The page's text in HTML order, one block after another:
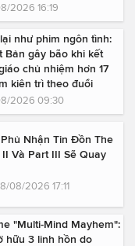
2026 16:19
như phim ngôn tình:
Bản gây bão khi kết
chủ nhiệm hơn 17
kiên trì theo đuổi
2026 09:30
Nhận Tin Đồn The
Và Part III Sẽ Quay
08/2026 17:11
"Multi-Mind Mayhem":
hữu 3 linh hồn do